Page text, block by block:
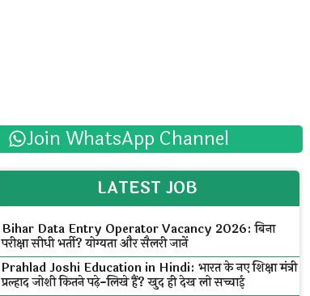
Join WhatsApp Channel
LATEST JOB
Bihar Data Entry Operator Vacancy 2026: बिना
परीक्षा सीधी भर्ती? योग्यता और सैलरी जानें
Prahlad Joshi Education in Hindi: भारत के नए शिक्षा मंत्री
प्रल्हाद जोशी कितने पढ़े-लिखे हैं? खुद ही देख लो सच्चाई